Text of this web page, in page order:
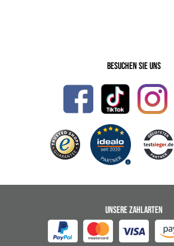
Besuchen Sie uns
UNSERE ZAHLARTEN